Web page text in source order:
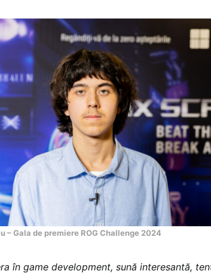
– Gala de premiere ROG Challenge 2024
în game development, sună interesantă,